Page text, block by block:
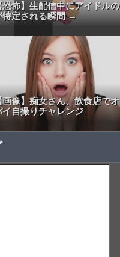
恐怖】生配信中にアイドル
特定される瞬間 →
画像】痴女さん、飲食店で
イ自撮りチャレンジ